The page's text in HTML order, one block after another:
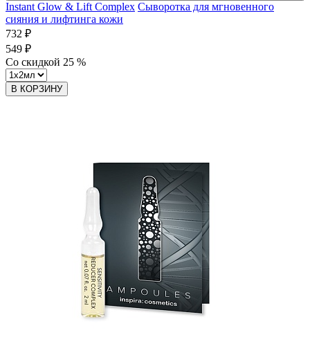
Instant Glow & Lift Complex Сыворотка для мгновенного
сияния и лифтинга кожи
732 ₽
549 ₽
Со скидкой 25 %
В КОРЗИНУ